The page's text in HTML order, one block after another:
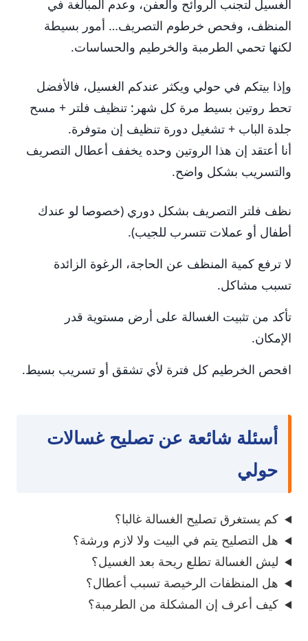
الغسيل لتجنب الروائح والعفن، وعدم المبالغة في
المنظف، وفحص خرطوم التصريف… أمور بسيطة
لكنها تحمي الطرمبة والخرطيم والحساسات.
وإذا بيتكم في حولي ويكثر عندكم الغسيل، فالأفضل
تحط روتين بسيط مرة كل شهر: تنظيف فلتر + مسح
جلدة الباب + تشغيل دورة تنظيف إن متوفرة.
أنا أعتقد إن هذا الروتين وحده يخفف أعطال التصريف
والتسريب بشكل واضح.
نظف فلتر التصريف بشكل دوري (خصوصا لو عندك
أطفال أو عملات تتسرب للجيب).
لا ترفع كمية المنظف عن الحاجة، الرغوة الزائدة
تسبب مشاكل.
تأكد من تثبيت الغسالة على أرض مستوية قدر
الإمكان.
افحص الخرطيم كل فترة لأي تشقق أو تسريب بسيط.
أسئلة شائعة عن تصليح غسالات
حولي
كم يستغرق تصليح الغسالة غالبا؟
هل التصليح يتم في البيت ولا لازم ورشة؟
ليش الغسالة تطلع ريحة بعد الغسيل؟
هل المنظفات الرخيصة تسبب أعطال؟
كيف أعرف إن المشكلة من الطرمبة؟